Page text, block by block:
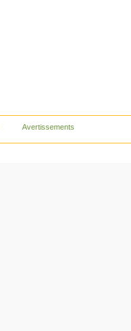
Avertissements